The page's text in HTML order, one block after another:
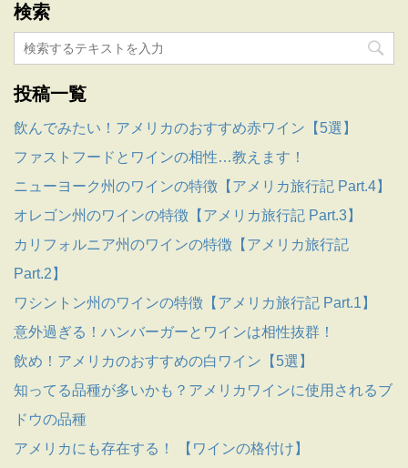
検索
投稿一覧
飲んでみたい！アメリカのおすすめ赤ワイン【5選】
ファストフードとワインの相性…教えます！
ニューヨーク州のワインの特徴【アメリカ旅行記 Part.4】
オレゴン州のワインの特徴【アメリカ旅行記 Part.3】
カリフォルニア州のワインの特徴【アメリカ旅行記
Part.2】
ワシントン州のワインの特徴【アメリカ旅行記 Part.1】
意外過ぎる！ハンバーガーとワインは相性抜群！
飲め！アメリカのおすすめの白ワイン【5選】
知ってる品種が多いかも？アメリカワインに使用されるブ
ドウの品種
アメリカにも存在する！ 【ワインの格付け】